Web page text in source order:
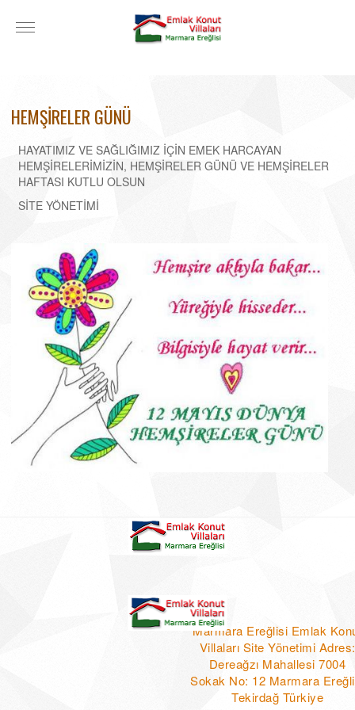
HEMŞİRELER GÜNÜ
HAYATIMIZ VE SAĞLIĞIMIZ İÇİN EMEK HARCAYAN
HEMŞİRELERİMİZİN, HEMŞİRELER GÜNÜ VE HEMŞİRELER
HAFTASI KUTLU OLSUN
SİTE YÖNETİMİ
Marmara Ereğlisi Emlak
Villaları Site Yönetimi Adres:
Dereağzı Mahallesi 7004
Sokak No: 12 Marmara
Tekirdağ Türkiye